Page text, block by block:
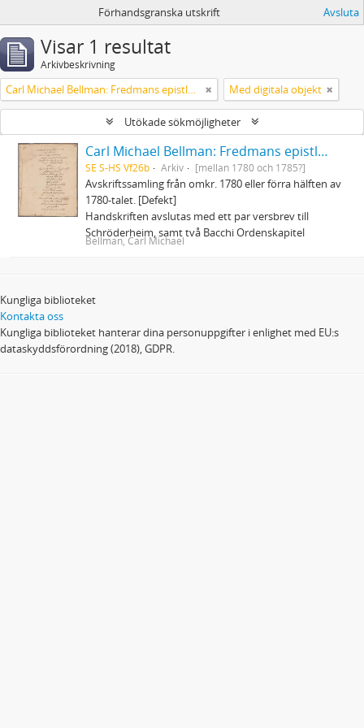
Förhandsgranska utskrift Avsluta
Visar 1 resultat
Arkivbeskrivning
Carl Michael Bellman: Fredmans epistlar och sånger m.fl. Bellman-texter Med digitala objekt
Utökade sökmöjligheter
Carl Michael Bellman: Fredmans epistlar och sånger m.fl. Bellman-texter
SE S-HS Vf26b Arkiv [mellan 1780 och 1785?]
Avskriftssamling från omkr. 1780 eller förra hälften av
1780-talet. [Defekt]
Handskriften avslutas med ett par versbrev till
Schröderheim, samt två Bacchi Ordenskapitel
Bellman, Carl Michael
Kungliga biblioteket
Kontakta oss
Kungliga biblioteket hanterar dina personuppgifter i enlighet med EU:s
dataskyddsförordning (2018), GDPR.